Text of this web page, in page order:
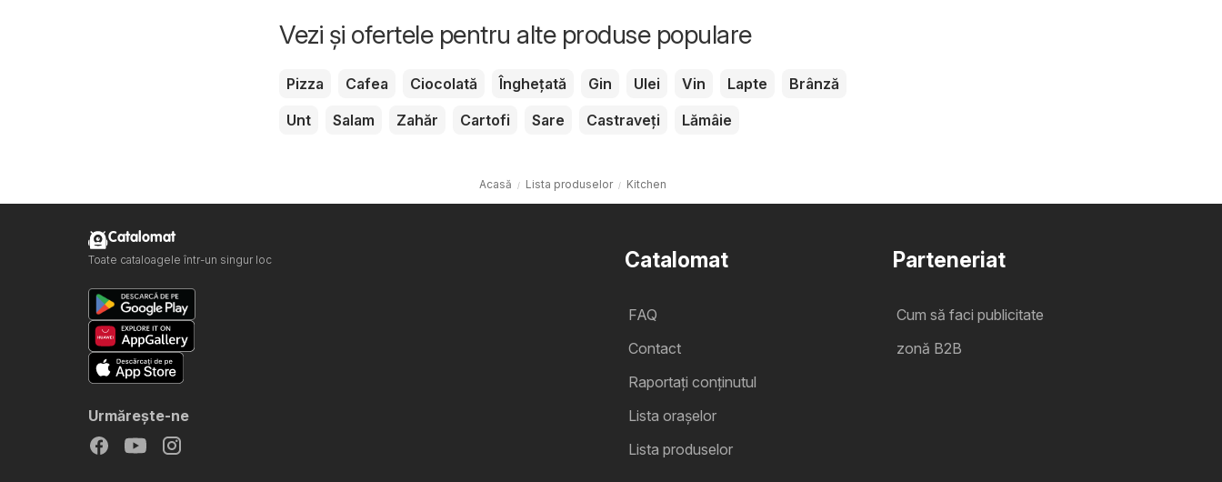
Vezi și ofertele pentru alte produse populare
Pizza Cafea Ciocolată Înghețată Gin Ulei Vin Lapte
Brânză
Unt
Salam Zahăr Cartofi Sare Castraveți Lămâie
Acasă Lista produselor Kitchen
Catalomat
FAQ
Contact
Raportați conținutul
Lista oraşelor
Lista produselor
Parteneriat
Cum să faci publicitate
zonă B2B
Catalomat
Toate cataloagele într-un singur loc
Urmăreşte-ne